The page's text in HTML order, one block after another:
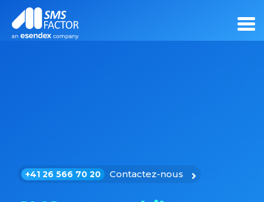
+41 26 566 70 20 Contactez-nous